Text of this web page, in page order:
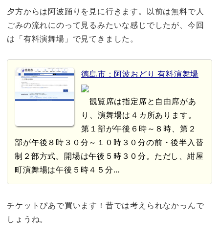
夕方からは阿波踊りを見に行きます。以前は無料で人
ごみの流れにのって見るみたいな感じでしたが、今回
は 「有料演舞場」で見てきました。
徳島市：阿波おどり 有料演舞場
観覧席は指定席と自由席があ
り、演舞場は４カ所あります。
第１部が午後６時～８時、第２
部が午後８時３０分～１０時３０分の前・後半入替
制２部方式。開場は午後５時３０分。ただし、紺屋
町演舞場は午後５時４５分…
チケットぴあで買います！昔では考えられなかっんで
しょうね。